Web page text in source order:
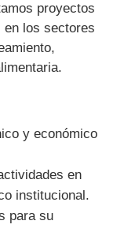
proyectos
en los sectores
y económico
en
institucional.
para su